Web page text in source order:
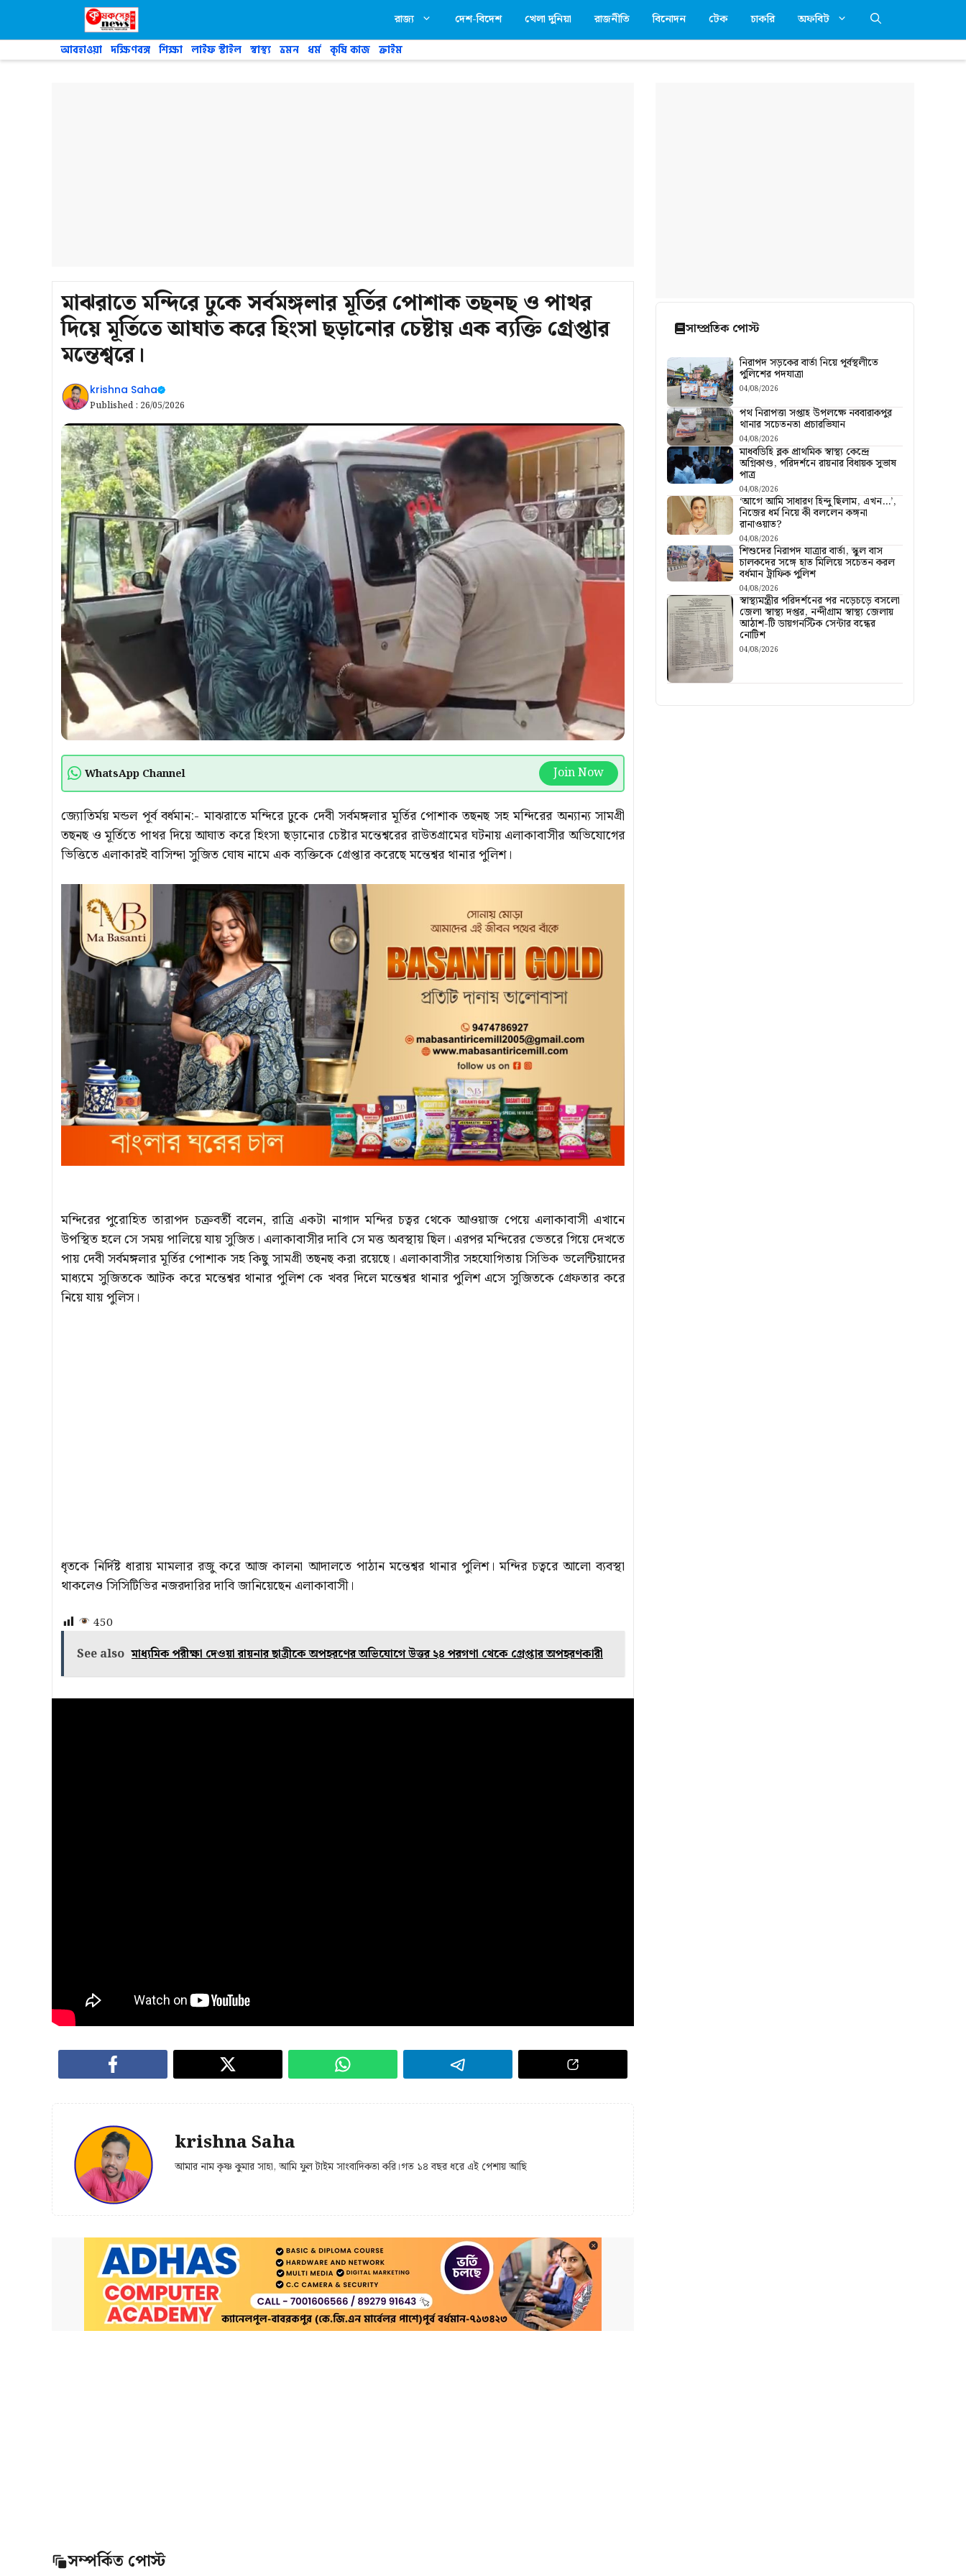
রাজ্য দেশ-বিদেশ খেলা দুনিয়া রাজনীতি বিনোদন টেক চাকরি অফবিট
আবহাওয়া দক্ষিণবঙ্গ শিক্ষা লাইফ স্টাইল স্বাস্থ্য ভ্রমন ধর্ম কৃষি কাজ ক্রাইম
মাঝরাতে মন্দিরে ঢুকে সর্বমঙ্গলার মূর্তির পোশাক তছনছ ও পাথর
দিয়ে মূর্তিতে আঘাত করে হিংসা ছড়ানোর চেষ্টায় এক ব্যক্তি গ্রেপ্তার
মন্তেশ্বরে।
krishna Saha
Published : 26/05/2026
WhatsApp Channel Join Now
জ্যোতির্ময় মন্ডল পূর্ব বর্ধমান:- মাঝরাতে মন্দিরে ঢুকে দেবী সর্বমঙ্গলার মূর্তির পোশাক তছনছ সহ মন্দিরের অন্যান্য সামগ্রী
তছনছ ও মূর্তিতে পাথর দিয়ে আঘাত করে হিংসা ছড়ানোর চেষ্টার মন্তেশ্বরের রাউতগ্রামের ঘটনায় এলাকাবাসীর অভিযোগের
ভিত্তিতে এলাকারই বাসিন্দা সুজিত ঘোষ নামে এক ব্যক্তিকে গ্রেপ্তার করেছে মন্তেশ্বর থানার পুলিশ।
মন্দিরের পুরোহিত তারাপদ চক্রবর্তী বলেন, রাত্রি একটা নাগাদ মন্দির চত্বর থেকে আওয়াজ পেয়ে এলাকাবাসী এখানে
উপস্থিত হলে সে সময় পালিয়ে যায় সুজিত। এলাকাবাসীর দাবি সে মত্ত অবস্থায় ছিল। এরপর মন্দিরের ভেতরে গিয়ে দেখতে
পায় দেবী সর্বমঙ্গলার মূর্তির পোশাক সহ কিছু সামগ্রী তছনছ করা রয়েছে। এলাকাবাসীর সহযোগিতায় সিভিক ভলেন্টিয়াদের
মাধ্যমে সুজিতকে আটক করে মন্তেশ্বর থানার পুলিশ কে খবর দিলে মন্তেশ্বর থানার পুলিশ এসে সুজিতকে গ্রেফতার করে
নিয়ে যায় পুলিস।
ধৃতকে নির্দিষ্ট ধারায় মামলার রজু করে আজ কালনা আদালতে পাঠান মন্তেশ্বর থানার পুলিশ। মন্দির চত্বরে আলো ব্যবস্থা
থাকলেও সিসিটিভির নজরদারির দাবি জানিয়েছেন এলাকাবাসী।
450
See also মাধ্যমিক পরীক্ষা দেওয়া রায়নার ছাত্রীকে অপহরণের অভিযোগে উত্তর ২৪ পরগণা থেকে গ্রেপ্তার অপহরণকারী
krishna Saha
আমার নাম কৃষ্ণ কুমার সাহা, আমি ফুল টাইম সাংবাদিকতা করি।গত ১৪ বছর ধরে এই পেশায় আছি
সম্পর্কিত পোস্ট
সাম্প্রতিক পোস্ট
নিরাপদ সড়কের বার্তা নিয়ে পূর্বস্থলীতে
পুলিশের পদযাত্রা
04/08/2026
পথ নিরাপত্তা সপ্তাহ উপলক্ষে নববারাকপুর
থানার সচেতনতা প্রচারভিযান
04/08/2026
মাধবডিহি ব্লক প্রাথমিক স্বাস্থ্য কেন্দ্রে
অগ্নিকাণ্ড, পরিদর্শনে রায়নার বিধায়ক সুভাষ
পাত্র
04/08/2026
‘আগে আমি সাধারণ হিন্দু ছিলাম, এখন…’,
নিজের ধর্ম নিয়ে কী বললেন কঙ্গনা
রানাওয়াত?
04/08/2026
শিশুদের নিরাপদ যাত্রার বার্তা, স্কুল বাস
চালকদের সঙ্গে হাত মিলিয়ে সচেতন করল
বর্ধমান ট্রাফিক পুলিশ
04/08/2026
স্বাস্থ্যমন্ত্রীর পরিদর্শনের পর নড়েচড়ে বসলো
জেলা স্বাস্থ্য দপ্তর, নন্দীগ্রাম স্বাস্থ্য জেলায়
আঠাশ-টি ডায়গনস্টিক সেন্টার বন্ধের
নোটিশ
04/08/2026